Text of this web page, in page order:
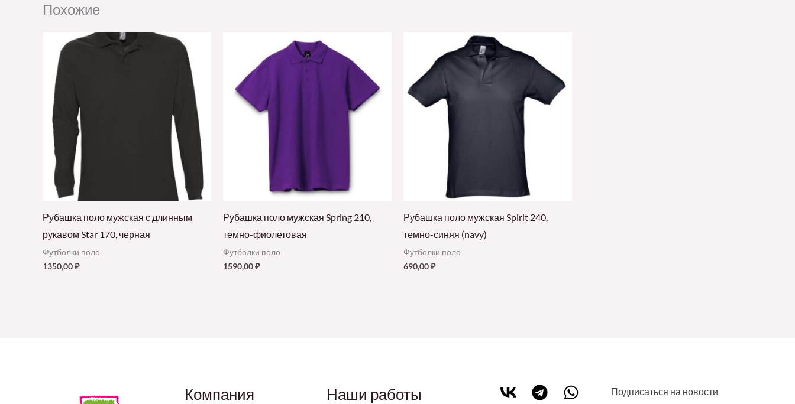
Похожие
Рубашка поло мужская с длинным
рукавом Star 170, черная
Футболки поло
1350,00₽
Рубашка поло мужская Spring 210,
темно-фиолетовая
Футболки поло
1590,00₽
Рубашка поло мужская Spirit 240,
темно-синяя (navy)
Футболки поло
690,00₽
Компания Наши работы
Подписаться на новости